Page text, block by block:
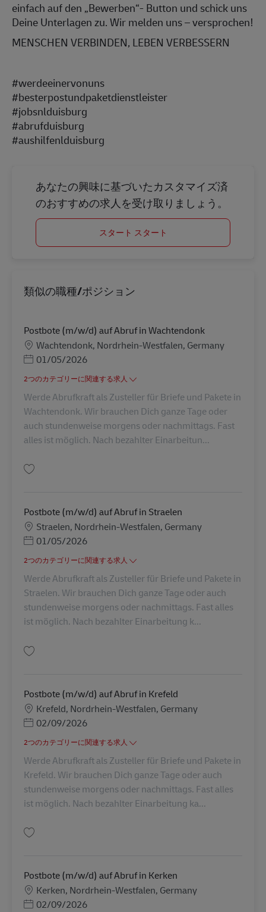
einfach auf den „Bewerben“- Button und schick uns
Deine Unterlagen zu. Wir melden uns – versprochen!
MENSCHEN VERBINDEN, LEBEN VERBESSERN
#werdeeinervonuns
#besterpostundpaketdienstleister
#jobsnlduisburg
#abrufduisburg
#aushilfenlduisburg
あなたの興味に基づいたカスタマイズ済
のおすすめの求人を受け取りましょう。
スタート スタート
類似の職種/ポジション
Postbote (m/w/d) auf Abruf in Wachtendonk
勤務地
Wachtendonk, Nordrhein-Westfalen, Germany
Posted Date
01/05/2026
2つのカテゴリーに関連する求人
Werde Abrufkraft als Zusteller für Briefe und Pakete in
Wachtendonk. Wir brauchen Dich ganze Tage oder
auch stundenweise morgens oder nachmittags. Fast
alles ist möglich. Nach bezahlter Einarbeitun...
Postbote (m/w/d) auf Abruf in Straelen
勤務地
Straelen, Nordrhein-Westfalen, Germany
Posted Date
01/05/2026
2つのカテゴリーに関連する求人
Werde Abrufkraft als Zusteller für Briefe und Pakete in
Straelen. Wir brauchen Dich ganze Tage oder auch
stundenweise morgens oder nachmittags. Fast alles
ist möglich. Nach bezahlter Einarbeitung k...
Postbote (m/w/d) auf Abruf in Krefeld
勤務地
Krefeld, Nordrhein-Westfalen, Germany
Posted Date
02/09/2026
2つのカテゴリーに関連する求人
Werde Abrufkraft als Zusteller für Briefe und Pakete in
Krefeld. Wir brauchen Dich ganze Tage oder auch
stundenweise morgens oder nachmittags. Fast alles
ist möglich. Nach bezahlter Einarbeitung ka...
Postbote (m/w/d) auf Abruf in Kerken
勤務地
Kerken, Nordrhein-Westfalen, Germany
Posted Date
02/09/2026